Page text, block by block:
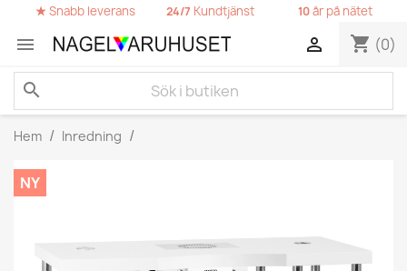
★Snabb leverans 24/7 Kundtjänst 10år på nätet
 shopping_cart (0)

search
Hem Inredning
NY